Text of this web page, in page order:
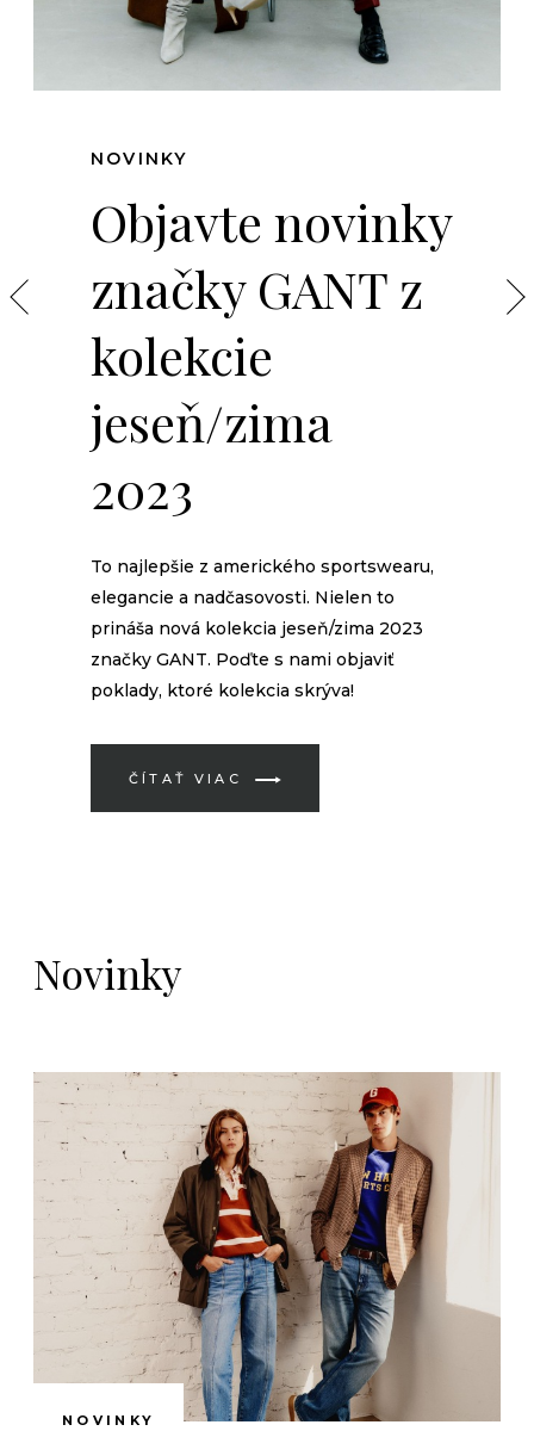
NOVINKY
Objavte novinky
značky GANT z
kolekcie
jeseň/zima
2023
To najlepšie z amerického sportswearu,
elegancie a nadčasovosti. Nielen to
prináša nová kolekcia jeseň/zima 2023
značky GANT. Poďte s nami objaviť
poklady, ktoré kolekcia skrýva!
ČÍTAŤ VIAC
Novinky
NOVINKY